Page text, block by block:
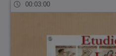
00:03:00